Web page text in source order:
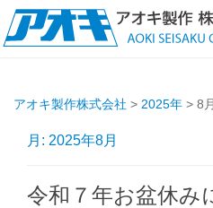
アオキ製作株式会社 > 2025年 > 8月
月: 2025年8月
令和７年お盆休み